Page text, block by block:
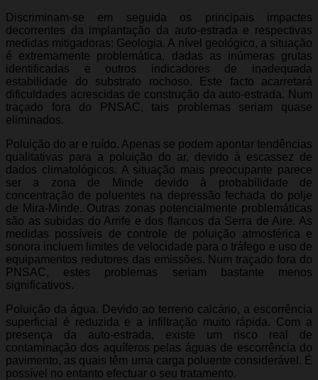
Discriminam-se em seguida os principais impactes
decorrentes da implantação da auto-estrada e respectivas
medidas mitigadoras: Geologia. A nível geológico, a situação
é extremamente problemática, dadas as inúmeras grutas
identificadas e outros indicadores de inadequada
estabilidade do substrato rochoso. Este facto acarretará
dificuldades acrescidas de construção da auto-estrada. Num
traçado fora do PNSAC, tais problemas seriam quase
eliminados.
Poluição do ar e ruído. Apenas se podem apontar tendências
qualitativas para a poluição do ar, devido à escassez de
dados climatológicos. A situação mais preocupante parece
ser a zona de Minde devido à probabilidade de
concentração de poluentes na depressão fechada do polje
de Mira-Minde. Outras zonas potencialmente problemáticas
são as subidas do Arrife e dos flancos da Serra de Aire. As
medidas possíveis de controle de poluição atmosférica e
sonora incluem limites de velocidade para o tráfego e uso de
equipamentos redutores das emissões. Num traçado fora do
PNSAC, estes problemas seriam bastante menos
significativos.
Poluição da água. Devido ao terreno calcário, a escorrência
superficial é reduzida e a infiltração muito rápida. Com a
presença da auto-estrada, existe um risco real de
contaminação dos aquíferos pelas águas de escorrência do
pavimento, as quais têm uma carga poluente considerável. É
possível no entanto efectuar o seu tratamento.